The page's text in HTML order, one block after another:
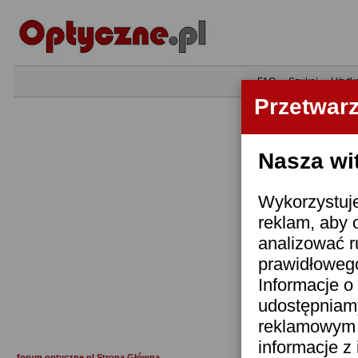
Nasza
reklam, aby
analizować
Informacje
informacje z
•FAQ•Szukaj•